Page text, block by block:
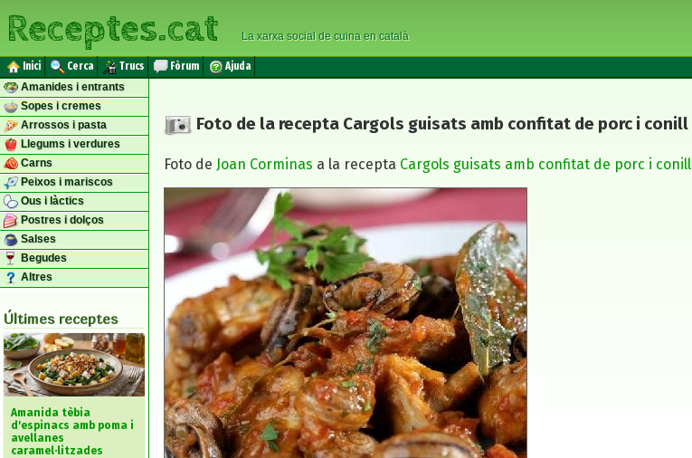
Receptes.cat La xarxa social de cuina en català
Inici Cerca Trucs Fòrum Ajuda
Amanides i entrants
Sopes i cremes
Arrossos i pasta
Llegums i verdures
Carns
Peixos i mariscos
Ous i làctics
Postres i dolços
Salses
Begudes
Altres
Últimes receptes
Amanida tèbia
d'espinacs amb poma i
avellanes
caramel·litzades
Foto de la recepta Cargols guisats amb confitat de porc i conill
Foto de Joan Corminas a la recepta Cargols guisats amb confitat de porc i conill